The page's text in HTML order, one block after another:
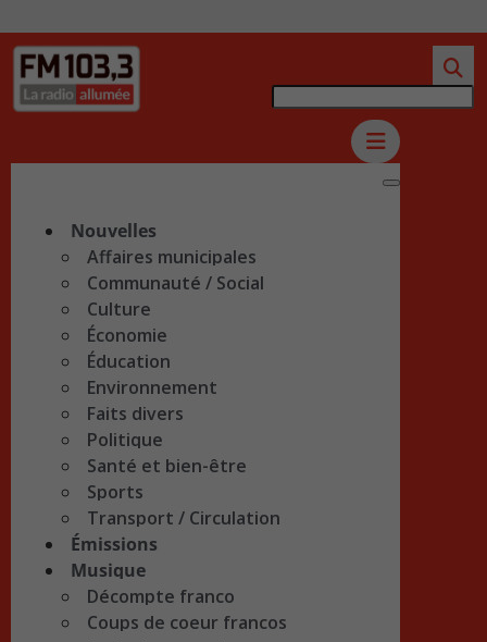
Nouvelles
Affaires municipales
Communauté / Social
Culture
Économie
Éducation
Environnement
Faits divers
Politique
Santé et bien-être
Sports
Transport / Circulation
Émissions
Musique
Décompte franco
Coups de coeur francos